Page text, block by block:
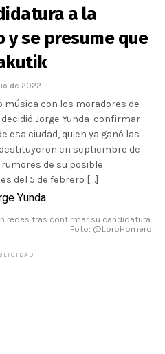
a la
y se presume que
de 2022
música con los moradores de
Jorge Yunda confirmar
esa ciudad, quien ya ganó las
en septiembre de
de su posible
del 5 de febrero […]
redes tras confirmar su candidatura.
Foto: @LoroHomero